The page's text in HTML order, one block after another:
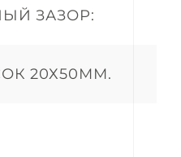
ЗАЗОР:
20Х50ММ.